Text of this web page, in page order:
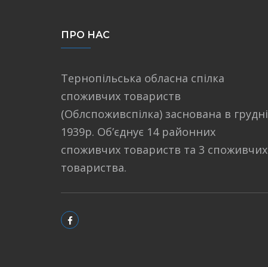
ПРО НАС
Тернопільська обласна спілка
споживчих товариств
(Облспоживспілка) заснована в грудні
1939р. Об’єднує 14 районних
споживчих товариств та 3 споживчих
товариства.